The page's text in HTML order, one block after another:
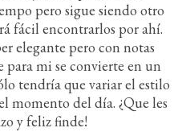
pero sigue siendo otro
fácil encontrarlos por ahí.
elegante pero con notas
para mi se convierte en un
tendría que variar el estilo
momento del día. ¿Que les
y feliz finde!